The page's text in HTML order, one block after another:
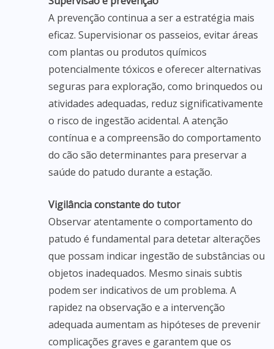
A prevenção continua a ser a estratégia mais
eficaz. Supervisionar os passeios, evitar áreas
com plantas ou produtos químicos
potencialmente tóxicos e oferecer alternativas
seguras para exploração, como brinquedos ou
atividades adequadas, reduz significativamente
o risco de ingestão acidental. A atenção
contínua e a compreensão do comportamento
do cão são determinantes para preservar a
saúde do patudo durante a estação.
Vigilância constante do tutor
Observar atentamente o comportamento do
patudo é fundamental para detetar alterações
que possam indicar ingestão de substâncias ou
objetos inadequados. Mesmo sinais subtis
podem ser indicativos de um problema. A
rapidez na observação e a intervenção
adequada aumentam as hipóteses de prevenir
complicações graves e garantem que os